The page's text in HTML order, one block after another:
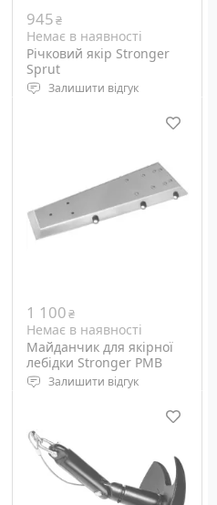
945₴
Немає в наявності
Річковий якір Stronger
Sprut
Залишити відгук
плавзасобів довжиною
1 100₴
Немає в наявності
Майданчик для якірної
лебідки Stronger PMB
Залишити відгук
якірної лебідки Stronger
на човен.